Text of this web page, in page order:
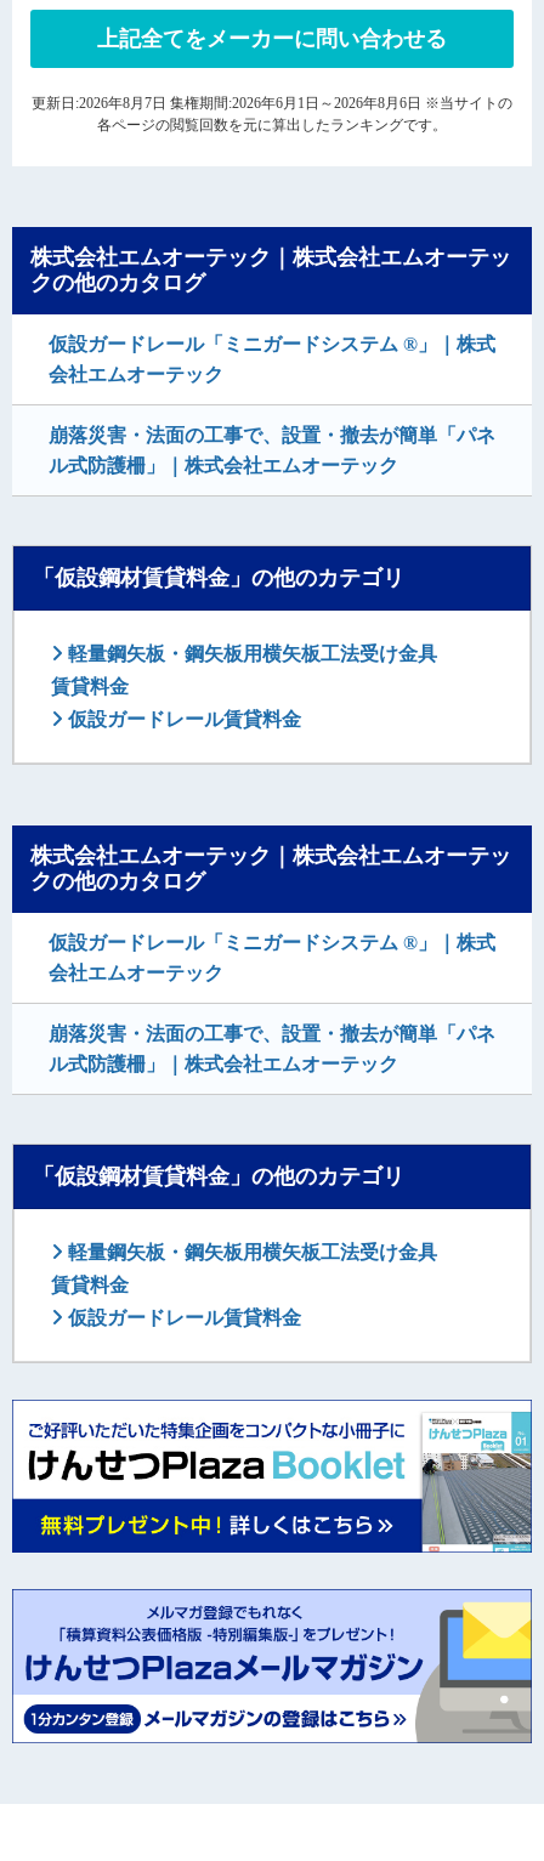
上記全てをメーカーに問い合わせる
更新日:2026年8月7日 集権期間:2026年6月1日～2026年8月6日 ※当サイトの
各ページの閲覧回数を元に算出したランキングです。
株式会社エムオーテック｜株式会社エムオーテッ
クの他のカタログ
仮設ガードレール「ミニガードシステム ®」｜株式
会社エムオーテック
崩落災害・法面の工事で、設置・撤去が簡単「パネ
ル式防護柵」｜株式会社エムオーテック
「仮設鋼材賃貸料金」の他のカテゴリ
軽量鋼矢板・鋼矢板用横矢板工法受け金具
賃貸料金
仮設ガードレール賃貸料金
株式会社エムオーテック｜株式会社エムオーテッ
クの他のカタログ
仮設ガードレール「ミニガードシステム ®」｜株式
会社エムオーテック
崩落災害・法面の工事で、設置・撤去が簡単「パネ
ル式防護柵」｜株式会社エムオーテック
「仮設鋼材賃貸料金」の他のカテゴリ
軽量鋼矢板・鋼矢板用横矢板工法受け金具
賃貸料金
仮設ガードレール賃貸料金